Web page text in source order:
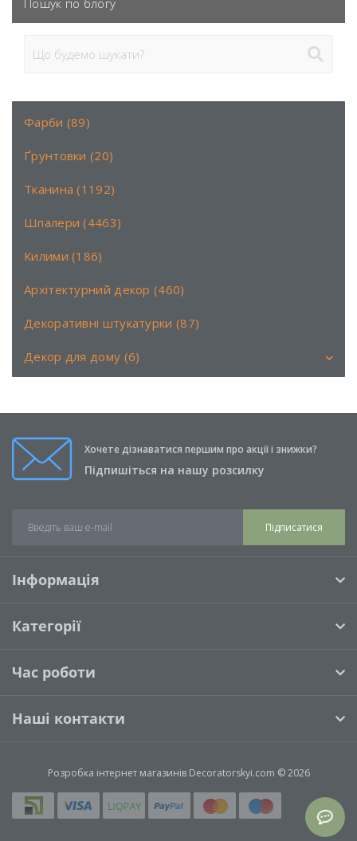
Пошук по блогу
Фарби (89)
Ґрунтовки (20)
Тканина (1192)
Шпалери (4463)
Килими (186)
Архітектурний декор (460)
Декоративні штукатурки (87)
Декор для дому (6)
Свічки (0)Хочете дізнаватися першим про акції і знижки?
Підпишіться на нашу розсилку
Підписатися
Інформація
Категорії
Час роботи
Наші контакти
Розробка інтернет магазинівDecoratorskyi.com © 2026